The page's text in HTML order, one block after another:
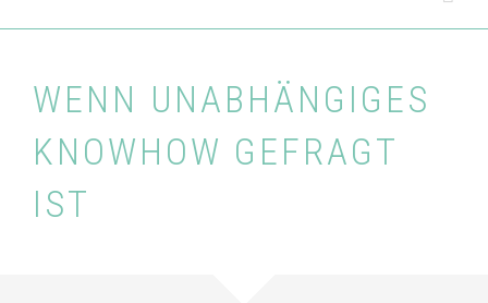
WENN UNABHÄNGIGES
KNOWHOW GEFRAGT
IST